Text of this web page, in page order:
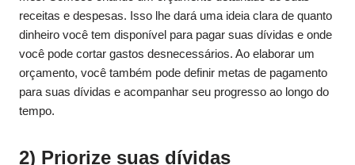
receitas e despesas. Isso lhe dará uma ideia clara de quanto
dinheiro você tem disponível para pagar suas dívidas e onde
você pode cortar gastos desnecessários. Ao elaborar um
orçamento, você também pode definir metas de pagamento
para suas dívidas e acompanhar seu progresso ao longo do
tempo.
2) Priorize suas dívidas